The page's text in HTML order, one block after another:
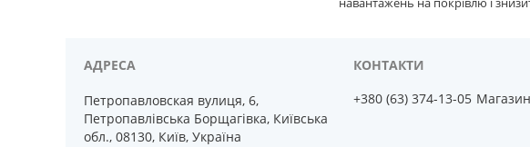
Петропавловская вулиця, 6,
Петропавлівська Борщагівка, Київська
обл., 08130, Київ, Україна
+380 (63) 374-13-05 Магазин